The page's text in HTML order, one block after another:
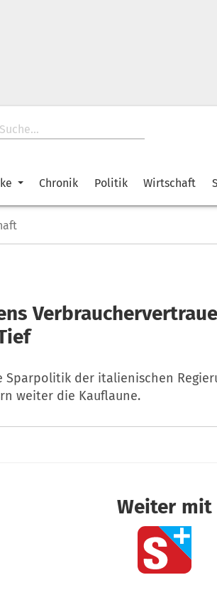
Chronik Politik Wirtschaft
Sparpolitik der italienischen
weiter die Kauflaune.